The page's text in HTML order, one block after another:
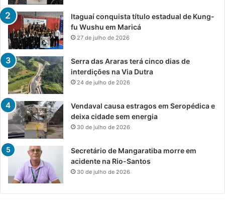
Itaguaí conquista título estadual de Kung-
fu Wushu em Maricá
27 de julho de 2026
Serra das Araras terá cinco dias de
interdições na Via Dutra
24 de julho de 2026
Vendaval causa estragos em Seropédica e
deixa cidade sem energia
30 de julho de 2026
Secretário de Mangaratiba morre em
acidente na Rio-Santos
30 de julho de 2026